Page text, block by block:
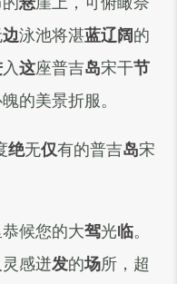
边泳池将湛蓝辽阔的
入这座普吉岛宋干节
的美景折服。
绝无仅有的普吉岛宋
恭候您的大驾光临。
感迸发的场所，超